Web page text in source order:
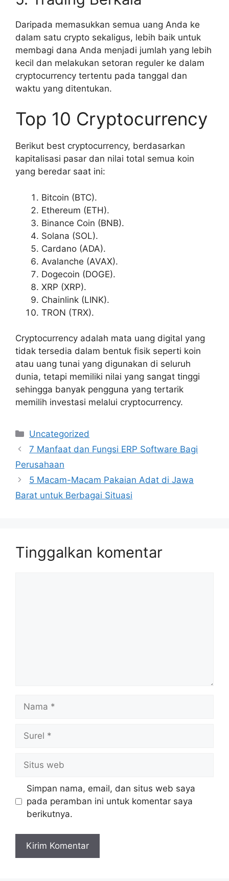
Daripada memasukkan semua uang Anda ke
dalam satu crypto sekaligus, lebih baik untuk
membagi dana Anda menjadi jumlah yang lebih
kecil dan melakukan setoran reguler ke dalam
cryptocurrency tertentu pada tanggal dan
waktu yang ditentukan.
Top 10 Cryptocurrency
Berikut best cryptocurrency, berdasarkan
kapitalisasi pasar dan nilai total semua koin
yang beredar saat ini:
Bitcoin (BTC).
Ethereum (ETH).
Binance Coin (BNB).
Solana (SOL).
Cardano (ADA).
Avalanche (AVAX).
Dogecoin (DOGE).
XRP (XRP).
Chainlink (LINK).
TRON (TRX).
Cryptocurrency adalah mata uang digital yang
tidak tersedia dalam bentuk fisik seperti koin
atau uang tunai yang digunakan di seluruh
dunia, tetapi memiliki nilai yang sangat tinggi
sehingga banyak pengguna yang tertarik
memilih investasi melalui cryptocurrency.
Kategori
Uncategorized
7 Manfaat dan Fungsi ERP Software Bagi
Perusahaan
5 Macam-Macam Pakaian Adat di Jawa
Barat untuk Berbagai Situasi
Tinggalkan komentar
Nama
Surel
Situs
web
Simpan nama, email, dan situs web saya
pada peramban ini untuk komentar saya
berikutnya.